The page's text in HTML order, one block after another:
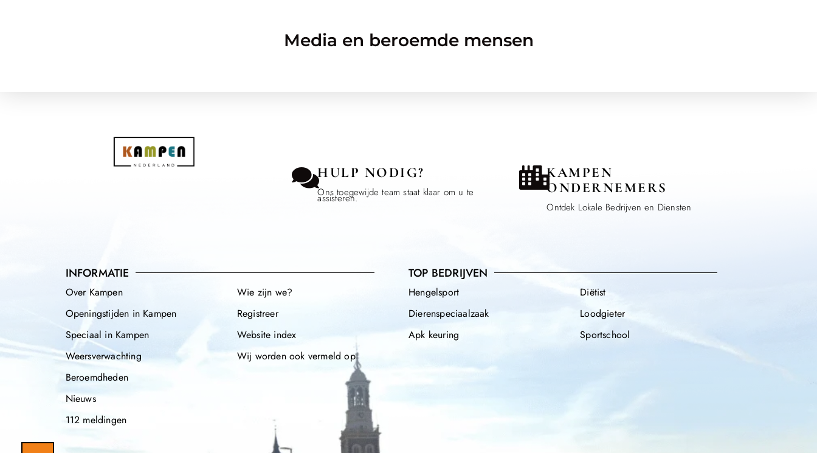
Media en beroemde mensen
HULP NODIG?
Ons toegewijde team staat klaar om u te
assisteren.
KAMPEN
ONDERNEMERS
Ontdek Lokale Bedrijven en Diensten
INFORMATIE
Over Kampen
Openingstijden in Kampen
Speciaal in Kampen
Weersverwachting
Beroemdheden
Nieuws
112 meldingen
Wie zijn we?
Registreer
Website index
Wij worden ook vermeld op
TOP BEDRIJVEN
Hengelsport
Dierenspeciaalzaak
Apk keuring
Diëtist
Loodgieter
Sportschool